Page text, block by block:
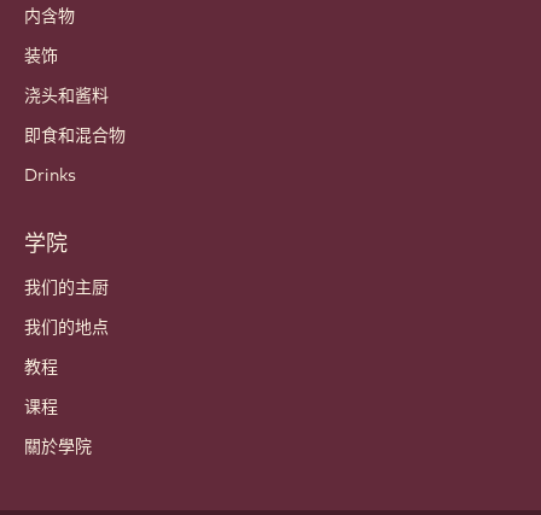
内含物
装饰
浇头和酱料
即食和混合物
Drinks
学院
我们的主厨
我们的地点
教程
课程
關於學院